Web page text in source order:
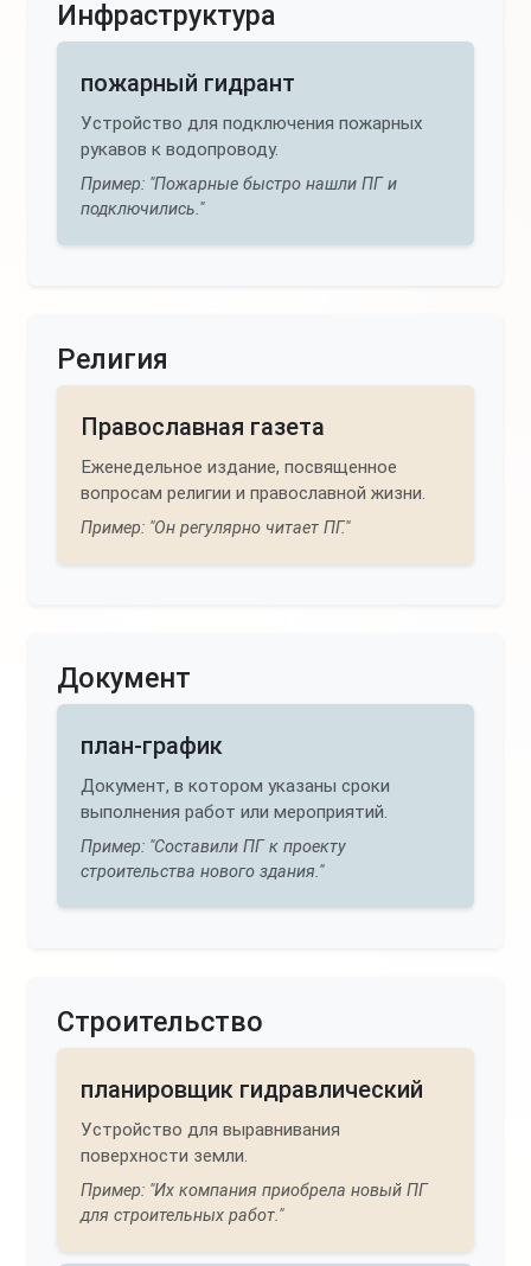
Инфраструктура
пожарный гидрант
Устройство для подключения пожарных
рукавов к водопроводу.
Пример: "Пожарные быстро нашли ПГ и
подключились."
Религия
Православная газета
Еженедельное издание, посвященное
вопросам религии и православной жизни.
Пример: "Он регулярно читает ПГ."
Документ
план-график
Документ, в котором указаны сроки
выполнения работ или мероприятий.
Пример: "Составили ПГ к проекту
строительства нового здания."
Строительство
планировщик гидравлический
Устройство для выравнивания
поверхности земли.
Пример: "Их компания приобрела новый ПГ
для строительных работ."